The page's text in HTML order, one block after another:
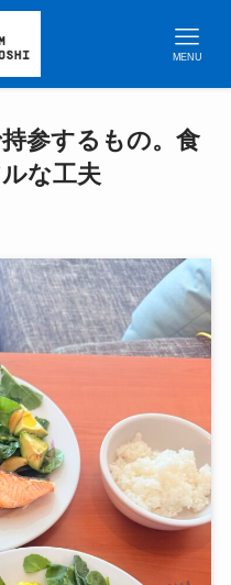
MENU
参するもの。食
な工夫